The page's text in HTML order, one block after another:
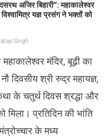
अजिर बिहारी”: महाकालेश्वर
यज्ञ प्रसंग ने भक्तों को
Singh
मंदिर, बूढ़ी का
दिवसीय श्री रुद्र महायज्ञ,
के चतुर्थ दिवस श्रद्धा और
प्रतिदिन की भांति
के मध्य